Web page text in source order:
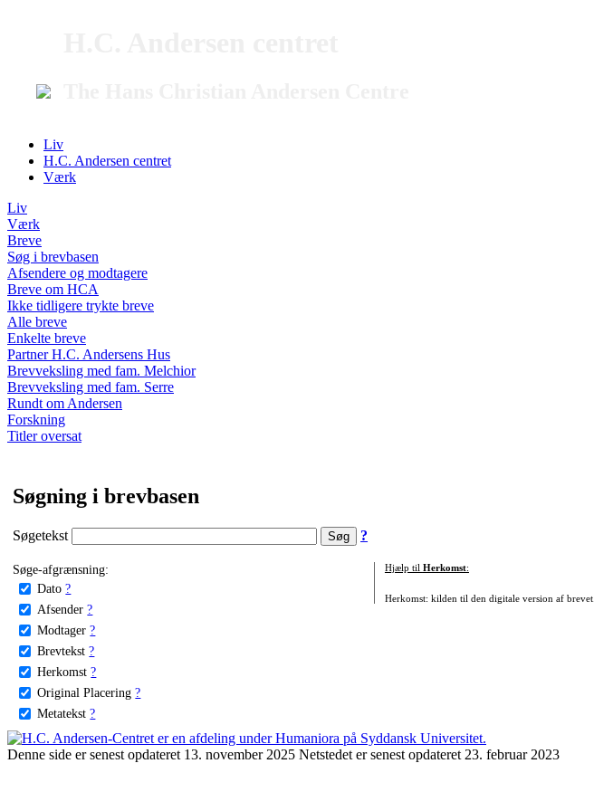
Liv
H.C. Andersen centret
Værk
Liv
Værk
Breve
Søg i brevbasen
Afsendere og modtagere
Breve om HCA
Ikke tidligere trykte breve
Alle breve
Enkelte breve
Partner H.C. Andersens Hus
Brevveksling med fam. Melchior
Brevveksling med fam. Serre
Rundt om Andersen
Forskning
Titler oversat
Søgning i brevbasen
Søgetekst ?
Søge-afgrænsning:
Dato ?
Afsender ?
Modtager ?
Brevtekst ?
Herkomst ?
Original Placering ?
Metatekst ?
Hjælp til Herkomst:
Herkomst: kilden til den digitale version af brevet.
Denne side er senest opdateret 13. november 2025 Netstedet er senest opdateret 23. februar 2023